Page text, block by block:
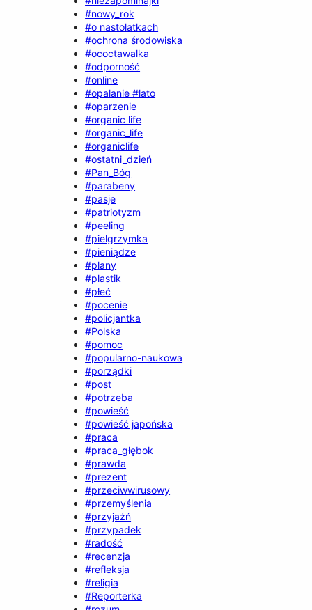
#nowy_rok
#o nastolatkach
#ochrona środowiska
#ococtawalka
#odporność
#online
#opalanie #lato
#oparzenie
#organic life
#organic_life
#organiclife
#ostatni_dzień
#Pan_Bóg
#parabeny
#pasje
#patriotyzm
#peeling
#pielgrzymka
#pieniądze
#plany
#plastik
#płeć
#pocenie
#policjantka
#Polska
#pomoc
#popularno-naukowa
#porządki
#post
#potrzeba
#powieść
#powieść japońska
#praca
#praca_głębok
#prawda
#prezent
#przeciwwirusowy
#przemyślenia
#przyjaźń
#przypadek
#radość
#recenzja
#refleksja
#religia
#Reporterka